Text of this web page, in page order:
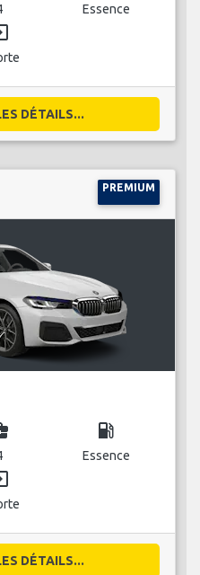
Essence
DÉTAILS...
PREMIUM
local_gas_station
Essence
DÉTAILS...